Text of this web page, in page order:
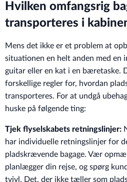
Hvilken omfangsrig
transporteres i
Mens det ikke er et problem at
situationen en helt anden med en
guitar eller en kat i en bæretaske.
forskellige regler for, hvordan
transporteres. For at undgå
huske på følgende ting:
Tjek flyselskabets retningslinjer:
har individuelle retningslinjer for
pladskrævende bagage. Vær
planlægger din rejse, og spørg
tvivl. Det, der ikke tæller som